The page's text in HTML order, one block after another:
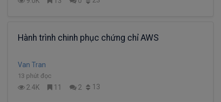
Hành trình chinh phục chứng chỉ AWS
Van Tran
13 phút đọc
2.4K 11 2 13